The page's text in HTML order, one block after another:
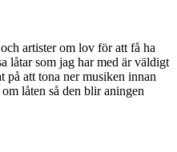
artister om lov för att få ha
låtar som jag har med är väldigt
på att tona ner musiken innan
låten så den blir aningen